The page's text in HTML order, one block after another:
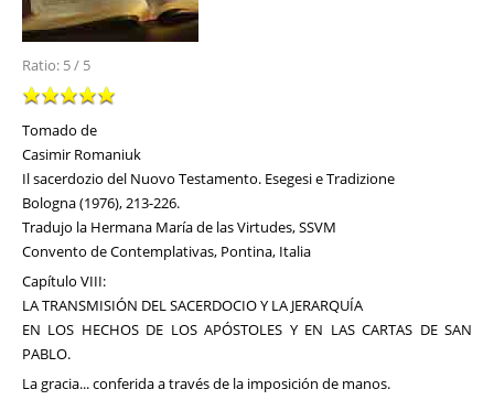
Ratio: 5/ 5
Tomado de
Casimir Romaniuk
Il sacerdozio del Nuovo Testamento. Esegesi e Tradizione
Bologna (1976), 213-226.
Tradujo la Hermana María de las Virtudes, SSVM
Convento de Contemplativas, Pontina, Italia
Capítulo VIII:
LA TRANSMISIÓN DEL SACERDOCIO Y LA JERARQUÍA
EN LOS HECHOS DE LOS APÓSTOLES Y EN LAS CARTAS DE SAN
PABLO.
La gracia... conferida a través de la imposición de manos.